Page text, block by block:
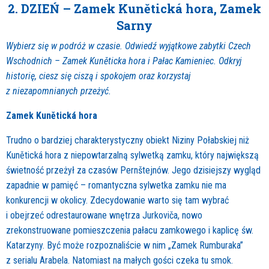
2. DZIEŃ – Zamek Kunětická hora, Zamek
Sarny
Wybierz się w podróż w czasie. Odwiedź wyjątkowe zabytki Czech
Wschodnich – Zamek Kuněticka hora i Pałac Kamieniec. Odkryj
historię, ciesz się ciszą i spokojem oraz korzystaj
z niezapomnianych przeżyć.
Zamek Kunětická hora
Trudno o bardziej charakterystyczny obiekt Niziny Połabskiej niż
Kunětická hora z niepowtarzalną sylwetką zamku, który największą
świetność przeżył za czasów Pernštejnów. Jego dzisiejszy wygląd
zapadnie w pamięć – romantyczna sylwetka zamku nie ma
konkurencji w okolicy. Zdecydowanie warto się tam wybrać
i obejrzeć odrestaurowane wnętrza Jurkoviča, nowo
zrekonstruowane pomieszczenia pałacu zamkowego i kaplicę św.
Katarzyny. Być może rozpoznaliście w nim „Zamek Rumburaka”
z serialu Arabela. Natomiast na małych gości czeka tu smok.